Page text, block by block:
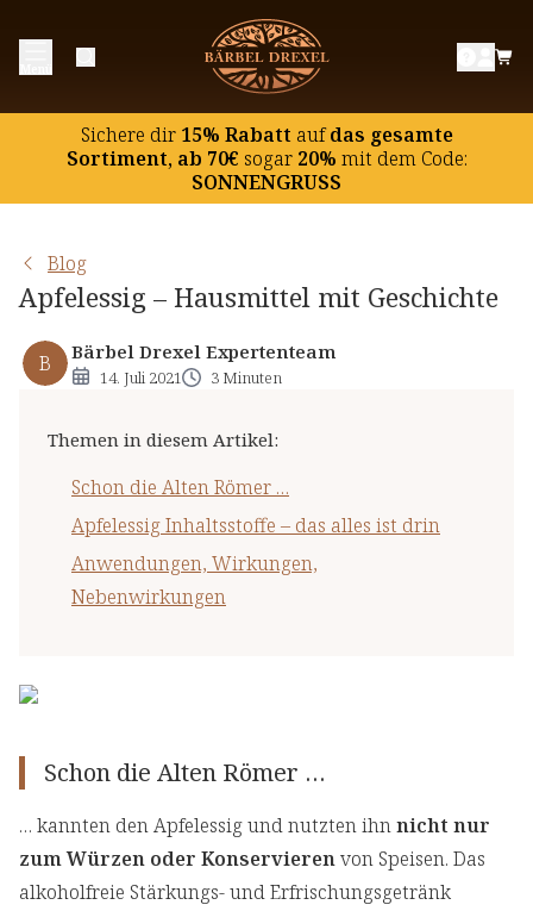
Sichere dir15% Rabatt aufdas gesamte
Sortiment, ab 70€ sogar20% mit dem Code:
SONNENGRUSS
Blog
Apfelessig – Hausmittel mit Geschichte
B Bärbel Drexel Expertenteam
14. Juli 2021 3 Minuten
Themen in diesem Artikel:
Schon die Alten Römer …
Apfelessig Inhaltsstoffe – das alles ist drin
Anwendungen, Wirkungen,
Nebenwirkungen
Schon die Alten Römer …
Apfelessig Inhaltsstoffe – das alles ist drin
Anwendungen, Wirkungen, Nebenwirkungen
Schon die Alten Römer …
… kannten den Apfelessig und nutzten ihnnicht nur
zum Würzen oder Konservierenvon Speisen. Das
alkoholfreie Stärkungs- und Erfrischungsgetränk